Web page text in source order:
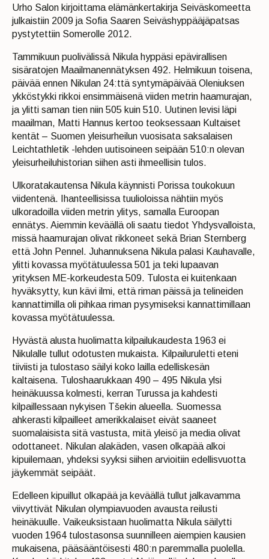
Urho Salon kirjoittama elämänkertakirja Seiväskomeetta
julkaistiin 2009 ja Sofia Saaren Seiväshyppääjäpatsas
pystytettiin Somerolle 2012.
Tammikuun puolivälissä Nikula hyppäsi epävirallisen
sisäratojen Maailmanennätyksen 492. Helmikuun toisena,
päivää ennen Nikulan 24:ttä syntymäpäivää Oleniuksen
ykköstykki rikkoi ensimmäisenä viiden metrin haamurajan,
ja ylitti saman tien niin 505 kuin 510. Uutinen levisi läpi
maailman, Matti Hannus kertoo teoksessaan Kultaiset
kentät – Suomen yleisurheilun vuosisata saksalaisen
Leichtathletik -lehden uutisoineen seipään 510:n olevan
yleisurheiluhistorian siihen asti ihmeellisin tulos.
Ulkoratakautensa Nikula käynnisti Porissa toukokuun
viidentenä. Ihanteellisissa tuulioloissa nähtiin myös
ulkoradoilla viiden metrin ylitys, samalla Euroopan
ennätys. Aiemmin keväällä oli saatu tiedot Yhdysvalloista,
missä haamurajan olivat rikkoneet sekä Brian Sternberg
että John Pennel. Juhannuksena Nikula palasi Kauhavalle,
ylitti kovassa myötätuulessa 501 ja teki lupaavan
yrityksen ME-korkeudesta 509. Tulosta ei kuitenkaan
hyväksytty, kun kävi ilmi, että riman päissä ja telineiden
kannattimilla oli pihkaa riman pysymiseksi kannattimillaan
kovassa myötätuulessa.
Hyvästä alusta huolimatta kilpailukaudesta 1963 ei
Nikulalle tullut odotusten mukaista. Kilpailuruletti eteni
tiiviisti ja tulostaso säilyi koko lailla edelliskesän
kaltaisena. Tuloshaarukkaan 490 – 495 Nikula ylsi
heinäkuussa kolmesti, kerran Turussa ja kahdesti
kilpaillessaan nykyisen Tšekin alueella. Suomessa
ahkerasti kilpailleet amerikkalaiset eivät saaneet
suomalaisista sitä vastusta, mitä yleisö ja media olivat
odottaneet. Nikulan alakäden, vasen olkapää alkoi
kipuilemaan, yhdeksi syyksi siihen arvioitiin edellisvuotta
jäykemmät seipäät.
Edelleen kipuillut olkapää ja keväällä tullut jalkavamma
viivyttivät Nikulan olympiavuoden avausta reilusti
heinäkuulle. Vaikeuksistaan huolimatta Nikula säilytti
vuoden 1964 tulostasonsa suunnilleen aiempien kausien
mukaisena, pääsääntöisesti 480:n paremmalla puolella.